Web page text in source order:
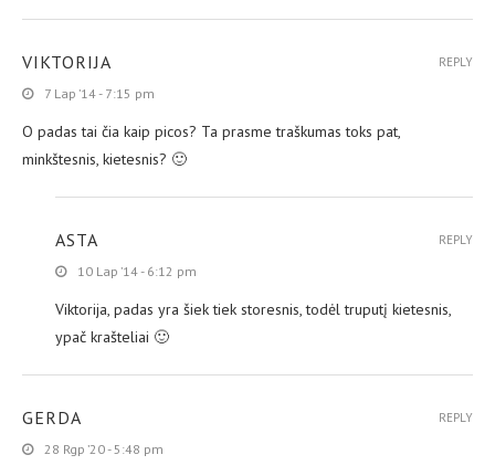
VIKTORIJA
7 Lap ’14 - 7:15 pm
O padas tai čia kaip picos? Ta prasme traškumas toks pat,
minkštesnis, kietesnis? 🙂
REPLY
ASTA
10 Lap ’14 - 6:12 pm
Viktorija, padas yra šiek tiek storesnis, todėl truputį kietesnis,
ypač krašteliai 🙂
REPLY
GERDA
28 Rgp ’20 - 5:48 pm
REPLY